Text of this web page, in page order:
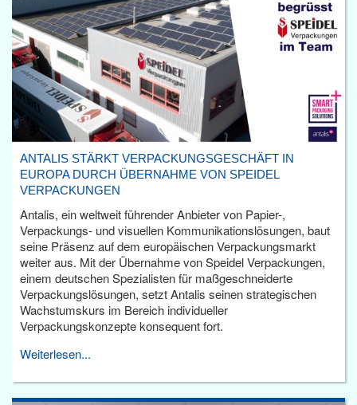
ANTALIS STÄRKT VERPACKUNGSGESCHÄFT IN
EUROPA DURCH ÜBERNAHME VON SPEIDEL
VERPACKUNGEN
Antalis, ein weltweit führender Anbieter von Papier-,
Verpackungs- und visuellen Kommunikationslösungen, baut
seine Präsenz auf dem europäischen Verpackungsmarkt
weiter aus. Mit der Übernahme von Speidel Verpackungen,
einem deutschen Spezialisten für maßgeschneiderte
Verpackungslösungen, setzt Antalis seinen strategischen
Wachstumskurs im Bereich individueller
Verpackungskonzepte konsequent fort.
Weiterlesen...